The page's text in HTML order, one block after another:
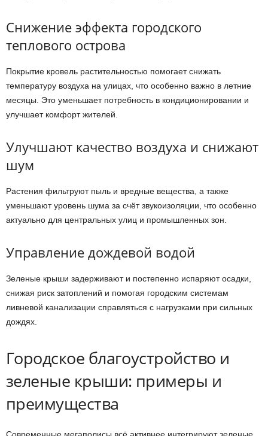
Снижение эффекта городского
теплового острова
Покрытие кровель растительностью помогает снижать
температуру воздуха на улицах, что особенно важно в летние
месяцы. Это уменьшает потребность в кондиционировании и
улучшает комфорт жителей.
Улучшают качество воздуха и снижают
шум
Растения фильтруют пыль и вредные вещества, а также
уменьшают уровень шума за счёт звукоизоляции, что особенно
актуально для центральных улиц и промышленных зон.
Управление дождевой водой
Зеленые крыши задерживают и постепенно испаряют осадки,
снижая риск затоплений и помогая городским системам
ливневой канализации справляться с нагрузками при сильных
дождях.
Городское благоустройство и
зеленые крыши: примеры и
преимущества